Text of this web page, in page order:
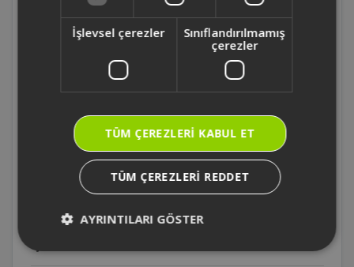
beklenmelidir?
AR5196 - Arzum Nuvo Pro Şarjlı IPL Tüy
Alma Sistemi İlk kullanımda hangi enerji
AR5196 - Arzum Nuvo Pro Şarjlı IPL Tüy
Alma Sistemi IPL teknolojisi hangi tüy
renklerinde daha etkilidir?
Alma Sistemi Cihazın cilt temas sensörü ne
İşlevsel çerezler
Sınıflandırılmamış
çerezler
TÜM ÇEREZLERI KABUL ET
TÜM ÇEREZLERI REDDET
AYRINTILARI GÖSTER